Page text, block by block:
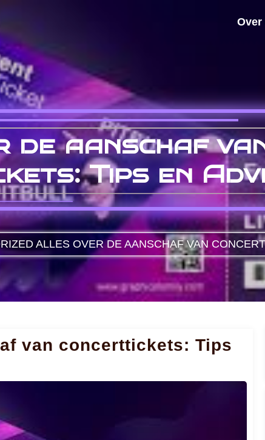
Over
aanschaf
Tips en
ALLES OVER DE AANSCHAF VAN
van concerttickets: Tips